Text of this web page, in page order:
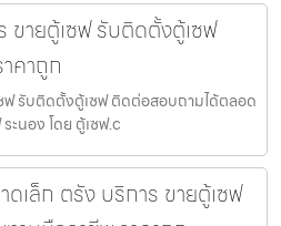
ขายตู้เซฟ รับติดตั้งตู้เซฟ
คาถูก
ฟ รับติดตั้งตู้เซฟ ติดต่อสอบถามได้ตลอด
ะนอง โดย ตู้เซฟ.c
เล็ก ตรัง บริการ ขายตู้เซฟ